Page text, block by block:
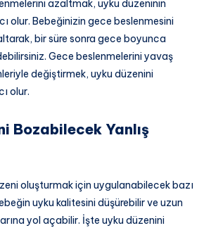
azaltmak, uyku düzeninin
olur. Bebeğinizin gece beslenmesini
bir süre sonra gece boyunca
Gece beslenmelerini yavaş
değiştirmek, uyku düzenini
olur.
Bozabilecek Yanlış
oluşturmak için uygulanabilecek bazı
uyku kalitesini düşürebilir ve uzun
yol açabilir. İşte uyku düzenini